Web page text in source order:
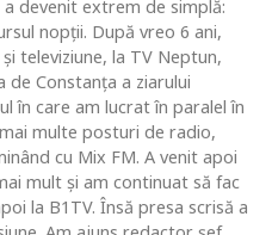
devenit extrem de simplă:
nopţii. După vreo 6 ani,
televiziune, la TV Neptun,
de Constanţa a ziarului
în care am lucrat în paralel în
multe posturi de radio,
cu Mix FM. A venit apoi
mult şi am continuat să fac
la B1TV. Însă presa scrisă a